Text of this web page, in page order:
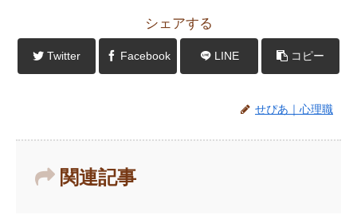
シェアする
Twitter Facebook LINE コピー
せぴあ｜心理職
関連記事